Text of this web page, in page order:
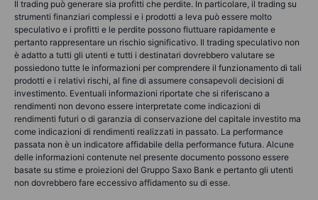
Il trading può generare sia profitti che perdite. In particolare, il trading su
strumenti finanziari complessi e i prodotti a leva può essere molto
speculativo e i profitti e le perdite possono fluttuare rapidamente e
pertanto rappresentare un rischio significativo. Il trading speculativo non
è adatto a tutti gli utenti e tutti i destinatari dovrebbero valutare se
possiedono tutte le informazioni per comprendere il funzionamento di tali
prodotti e i relativi rischi, al fine di assumere consapevoli decisioni di
investimento. Eventuali informazioni riportate che si riferiscano a
rendimenti non devono essere interpretate come indicazioni di
rendimenti futuri o di garanzia di conservazione del capitale investito ma
come indicazioni di rendimenti realizzati in passato. La performance
passata non è un indicatore affidabile della performance futura. Alcune
delle informazioni contenute nel presente documento possono essere
basate su stime e proiezioni del Gruppo Saxo Bank e pertanto gli utenti
non dovrebbero fare eccessivo affidamento su di esse.